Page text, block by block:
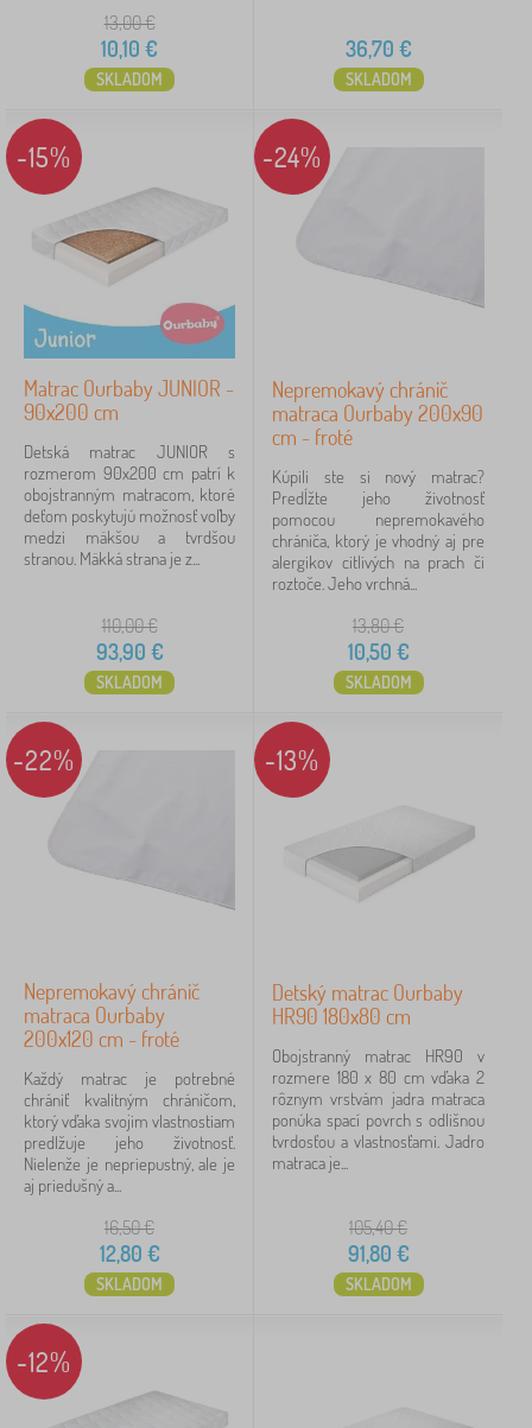
13,00€
10,10 €
SKLADOM
36,70 €
SKLADOM
-15%
Matrac Ourbaby JUNIOR -
90x200 cm
Detská matrac JUNIOR s
rozmerom 90x200 cm patrí k
obojstranným matracom, ktoré
deťom poskytujú možnosť voľby
medzi mäkšou a tvrdšou
stranou. Mäkká strana je z...
110,00€
93,90 €
SKLADOM
-24%
Nepremokavý chránič
matraca Ourbaby 200x90
cm - froté
Kúpili ste si nový matrac?
Predĺžte jeho životnosť
pomocou nepremokavého
chrániča, ktorý je vhodný aj pre
alergikov citlivých na prach či
roztoče. Jeho vrchná...
13,80€
10,50 €
SKLADOM
-22%
Nepremokavý chránič
matraca Ourbaby
200x120 cm - froté
Každý matrac je potrebné
chrániť kvalitným chráničom,
ktorý vďaka svojim vlastnostiam
predlžuje jeho životnosť.
Nielenže je nepriepustný, ale je
aj priedušný a...
16,50€
12,80 €
SKLADOM
-13%
Detský matrac Ourbaby
HR90 180x80 cm
Obojstranný matrac HR90 v
rozmere 180 x 80 cm vďaka 2
rôznym vrstvám jadra matraca
ponúka spací povrch s odlišnou
tvrdosťou a vlastnosťami. Jadro
matraca je...
105,40€
91,80 €
SKLADOM
-12%